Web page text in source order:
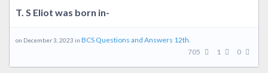
T. S Eliot was born in-
on December 3, 2023 in BCS Questions and Answers 12th.
705
1 0